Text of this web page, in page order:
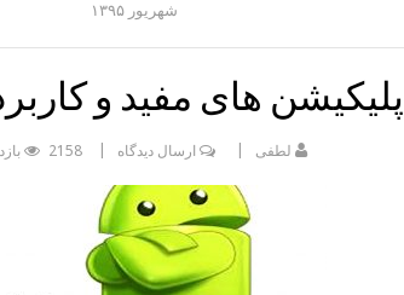
شهریور ۱۳۹۵
های مفید و
لطفی ارسال دیدگاه 2158 بازدید